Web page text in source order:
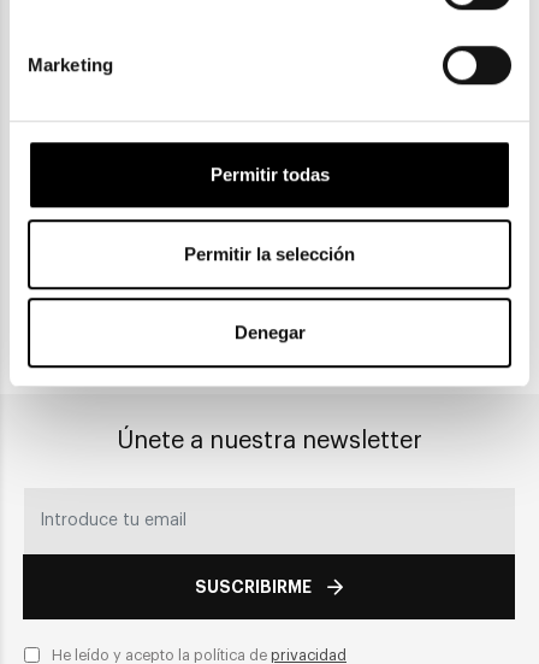
Marketing
Permitir todas
Permitir la selección
Denegar
ENVIOS Y DEVOLUCIONES
Gratuitas a partir de 30€
Recogida en tienda
Únete a nuestra newsletter
SUSCRIBIRME
He leído y acepto la política de privacidad